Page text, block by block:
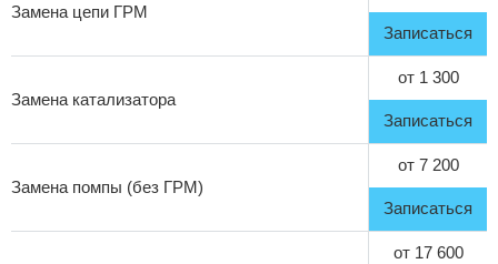
Замена цепи ГРМ
Записаться
Замена катализатора
от 1 300
Записаться
Замена помпы (без ГРМ)
от 7 200
Записаться
от 17 600